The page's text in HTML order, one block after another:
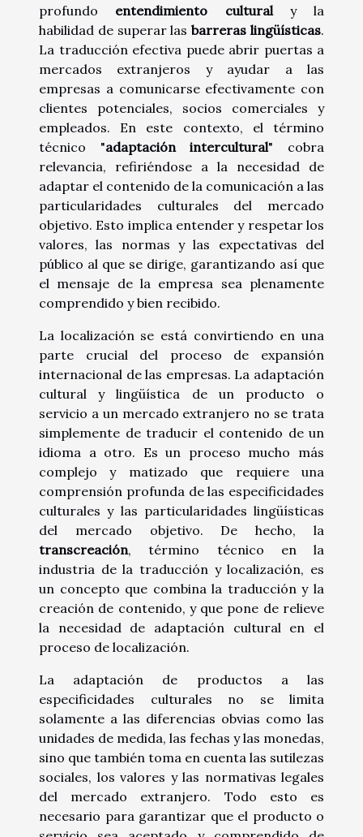
profundo entendimiento culturaly la
habilidad de superar lasbarreras lingüísticas.
La traducción efectiva puede abrir puertas a
mercados extranjeros y ayudar a las
empresas a comunicarse efectivamente con
clientes potenciales, socios comerciales y
empleados. En este contexto, el término
técnico "adaptación intercultural" cobra
relevancia, refiriéndose a la necesidad de
adaptar el contenido de la comunicación a las
particularidades culturales del mercado
objetivo. Esto implica entender y respetar los
valores, las normas y las expectativas del
público al que se dirige, garantizando así que
el mensaje de la empresa sea plenamente
comprendido y bien recibido.
La localización se está convirtiendo en una
parte crucial del proceso de expansión
internacional de las empresas. La adaptación
cultural y lingüística de un producto o
servicio a un mercado extranjero no se trata
simplemente de traducir el contenido de un
idioma a otro. Es un proceso mucho más
complejo y matizado que requiere una
comprensión profunda de las especificidades
culturales y las particularidades lingüísticas
del mercado objetivo. De hecho, la
transcreación, término técnico en la
industria de la traducción y localización, es
un concepto que combina la traducción y la
creación de contenido, y que pone de relieve
la necesidad de adaptación cultural en el
proceso de localización.
La adaptación de productos a las
especificidades culturales no se limita
solamente a las diferencias obvias como las
unidades de medida, las fechas y las monedas,
sino que también toma en cuenta las sutilezas
sociales, los valores y las normativas legales
del mercado extranjero. Todo esto es
necesario para garantizar que el producto o